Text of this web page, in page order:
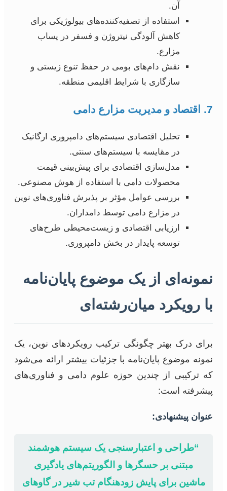
آن.
استفاده از تصفیه‌کننده‌های بیولوژیکی برای
کاهش آلودگی نیتروژن و فسفر در پساب
مزارع.
نقش دام‌های بومی در حفظ تنوع زیستی و
سازگاری با شرایط اقلیمی منطقه.
7. اقتصاد و مدیریت مزارع دامی
تحلیل اقتصادی سیستم‌های دامپروری ارگانیک
در مقایسه با سیستم‌های سنتی.
مدل‌سازی اقتصادی برای پیش‌بینی قیمت
محصولات دامی با استفاده از هوش مصنوعی.
بررسی عوامل مؤثر بر پذیرش فناوری‌های نوین
در مزارع دامی توسط دامداران.
ارزیابی اقتصادی و زیست‌محیطی طرح‌های
توسعه پایدار در بخش دامپروری.
نمونه‌ای از یک موضوع پایان‌نامه
با رویکرد میان‌رشته‌ای
برای درک بهتر چگونگی ترکیب رویکردهای نوین، یک
نمونه موضوع پایان‌نامه با جزئیات بیشتر ارائه می‌شود
که ترکیبی از چندین حوزه علوم دامی و فناوری‌های
پیشرفته است:
عنوان پیشنهادی:
“طراحی و اعتبارسنجی یک سیستم هوشمند
مبتنی بر حسگرها و الگوریتم‌های یادگیری
ماشین برای پایش زودهنگام تب شیر در گاوهای